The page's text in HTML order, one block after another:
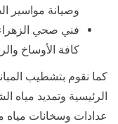
وصيانة مواسير
فني صحي
كافة الأوساخ
كما نقوم بتشطيب
الرئيسية وتمديد مياه
عدادات وسخانات